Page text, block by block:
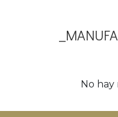
No hay